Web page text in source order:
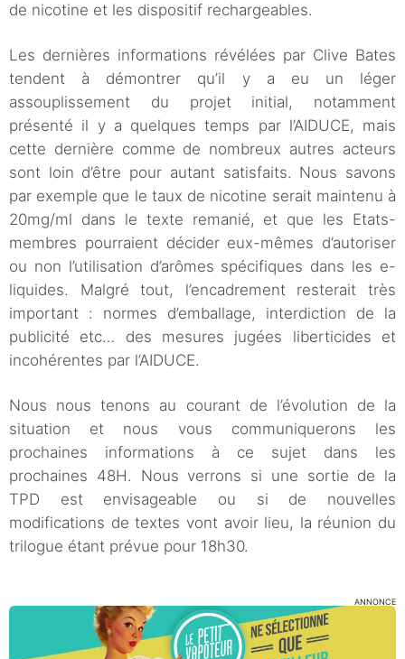
de nicotine et les dispositif rechargeables.
Les dernières informations révélées par Clive Bates
tendent à démontrer qu’il y a eu un léger
assouplissement du projet initial, notamment
présenté il y a quelques temps par l’AIDUCE, mais
cette dernière comme de nombreux autres acteurs
sont loin d’être pour autant satisfaits. Nous savons
par exemple que le taux de nicotine serait maintenu à
20mg/ml dans le texte remanié, et que les Etats-
membres pourraient décider eux-mêmes d’autoriser
ou non l’utilisation d’arômes spécifiques dans les e-
liquides. Malgré tout, l’encadrement resterait très
important : normes d’emballage, interdiction de la
publicité etc… des mesures jugées liberticides et
incohérentes par l’AIDUCE.
Nous nous tenons au courant de l’évolution de la
situation et nous vous communiquerons les
prochaines informations à ce sujet dans les
prochaines 48H. Nous verrons si une sortie de la
TPD est envisageable ou si de nouvelles
modifications de textes vont avoir lieu, la réunion du
trilogue étant prévue pour 18h30.
ANNONCE